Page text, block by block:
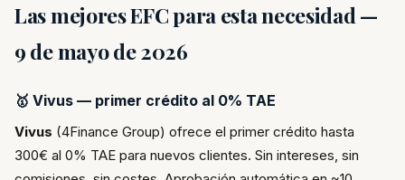
Las mejores EFC para esta necesidad —
9 de mayo de 2026
🥇 Vivus — primer crédito al 0% TAE
Vivus (4Finance Group) ofrece el primer crédito hasta
300€ al 0% TAE para nuevos clientes. Sin intereses, sin